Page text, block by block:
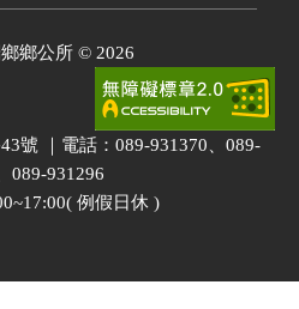
鄉公所 © 2026
號 ｜電話：089-931370、089-
089-931296
例假日休 )